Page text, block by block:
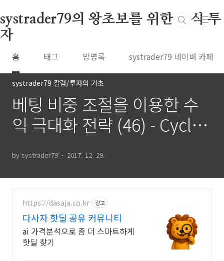
systrader79의 왕초보를 위한 주식 투
자
홈 태그 방명록 systrader79 네이버 카페
systrader79 칼럼/투자의 기초
베팅 비중 조절을 이용한 수
익 극대화 전략 (46) - Cycle
by systrader79 2017. 12. 29.
https://dasaja.co.kr 광고
다사자 핫딜 공유 커뮤니티
ai 가격분석으로 좀 더 스마트하게
핫딜 찾기